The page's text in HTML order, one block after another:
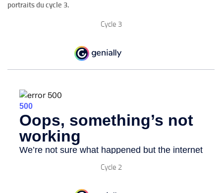
portraits du cycle 3.
Cycle 3
Cycle 2